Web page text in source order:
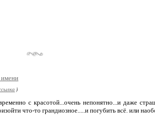
имени
)
с красотой...очень непонятно...и даже
что-то грандиозное.....и погубить всё. или